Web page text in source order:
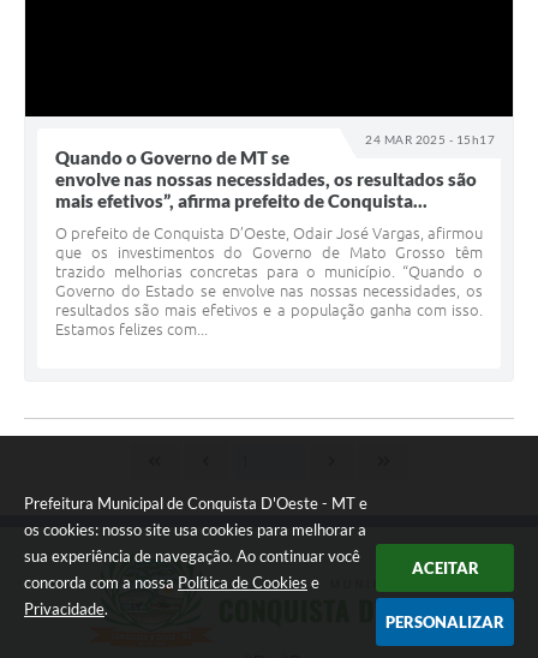
Prefeitura Municipal de Conquista D'Oeste - MT e
os cookies: nosso site usa cookies para melhorar a
sua experiência de navegação. Ao continuar você
concorda com a nossa Política de Cookies e
Privacidade.
ACEITAR
PERSONALIZAR
24 MAR 2025 - 15h17
Quando o Governo de MT se
envolve nas nossas necessidades, os resultados são
mais efetivos”, afirma prefeito de Conquista...
O prefeito de Conquista D’Oeste, Odair José Vargas, afirmou
que os investimentos do Governo de Mato Grosso têm
trazido melhorias concretas para o município. “Quando o
Governo do Estado se envolve nas nossas necessidades, os
resultados são mais efetivos e a população ganha com isso.
Estamos felizes com...